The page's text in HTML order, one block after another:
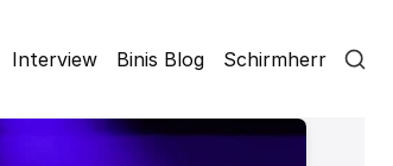
Interview Binis Blog Schirmherr